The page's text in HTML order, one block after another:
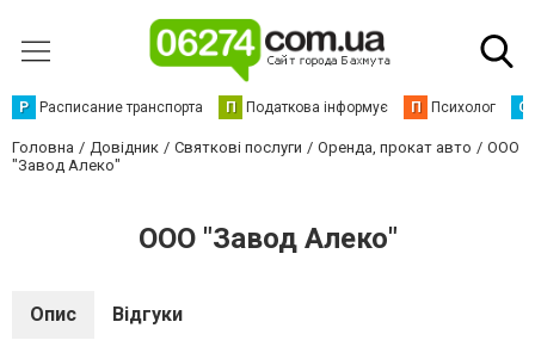
Р Расписание транспорта П Податкова інформує П Психолог С
Головна Довідник Святкові послуги Оренда, прокат авто
ООО
"Завод Алеко"
ООО "Завод Алеко"
Опис Відгуки